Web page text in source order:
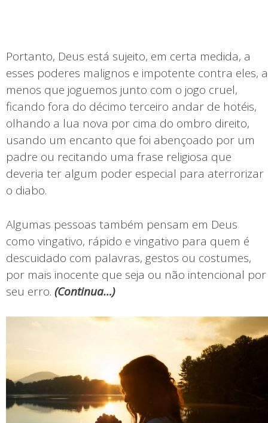
Portanto, Deus está sujeito, em certa medida, a
esses poderes malignos e impotente contra eles, a
menos que joguemos junto com o jogo cruel,
ficando fora do décimo terceiro andar de hotéis,
olhando a lua nova por cima do ombro direito,
usando um encanto que foi abençoado por um
padre ou recitando uma frase religiosa que
deveria ter algum poder especial para aterrorizar
o diabo.
Algumas pessoas também pensam em Deus
como vingativo, rápido e vingativo para quem é
descuidado com palavras, gestos ou costumes,
por mais inocente que seja ou não intencional por
seu erro. (Continua…)